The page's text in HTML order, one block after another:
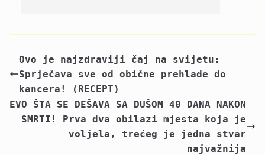
Ovo je najzdraviji čaj na svijetu:
Sprječava sve od obične prehlade do
kancera! (RECEPT)
EVO ŠTA SE DEŠAVA SA DUŠOM 40 DANA NAKON
SMRTI! Prva dva obilazi mjesta koja je
voljela, trećeg je jedna stvar
najvažnija